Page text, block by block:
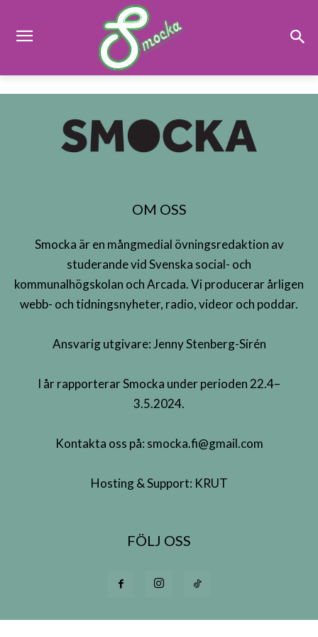
OM OSS
Smocka är en mångmedial övningsredaktion av
studerande vid Svenska social- och
kommunalhögskolan och Arcada. Vi producerar årligen
webb- och tidningsnyheter, radio, videor och poddar.
Ansvarig utgivare: Jenny Stenberg-Sirén
I år rapporterar Smocka under perioden 22.4–
3.5.2024.
Kontakta oss på: smocka.fi@gmail.com
Hosting & Support: KRUT
FÖLJ OSS